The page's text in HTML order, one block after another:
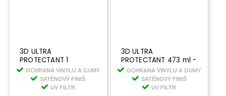
3D ULTRA
PROTECTANT 1
GALLON 3,78 l - lesk
na pneumatiky na
vodní bázi
OCHRANA VINYLU A GUMY
SATÉNOVÝ FINIŠ
UV FILTR
3D ULTRA
PROTECTANT 473 ml -
lesk na pneumatiky
na vodní bázi
OCHRANA VINYLU A GUMY
SATÉNOVÝ FINIŠ
UV FILTR